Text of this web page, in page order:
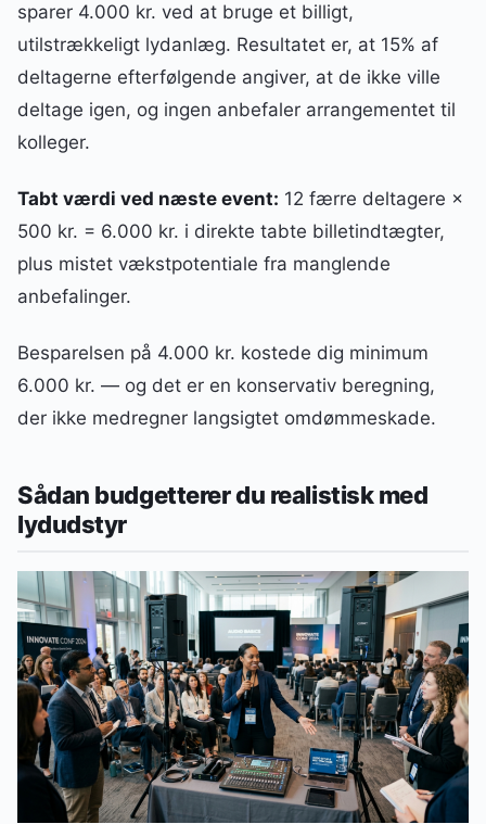
sparer 4.000 kr. ved at bruge et billigt,
utilstrækkeligt lydanlæg. Resultatet er, at 15% af
deltagerne efterfølgende angiver, at de ikke ville
deltage igen, og ingen anbefaler arrangementet til
kolleger.
Tabt værdi ved næste event: 12 færre deltagere ×
500 kr. = 6.000 kr. i direkte tabte billetindtægter,
plus mistet vækstpotentiale fra manglende
anbefalinger.
Besparelsen på 4.000 kr. kostede dig minimum
6.000 kr. — og det er en konservativ beregning,
der ikke medregner langsigtet omdømmeskade.
Sådan budgetterer du realistisk med
lydudstyr